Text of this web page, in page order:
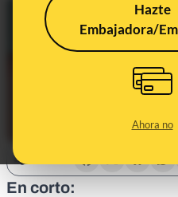
Hazte
Embajadora/
Ahora no
En corto: